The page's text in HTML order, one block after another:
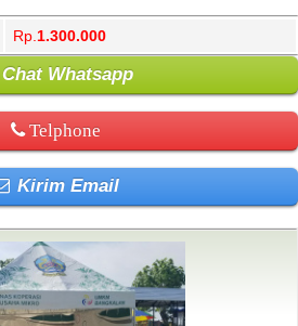
Rp. 1.300.000
Chat Whatsapp
Telphone
Kirim Email